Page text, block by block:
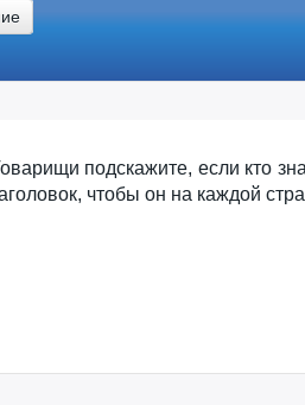
подскажите, если кто
чтобы он на каждой